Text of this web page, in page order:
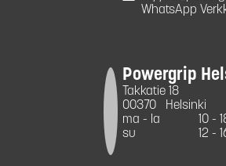
WhatsApp
Powergrip
Takkatie 18
00370
Helsinki
ma - la
10 -
su
12 -